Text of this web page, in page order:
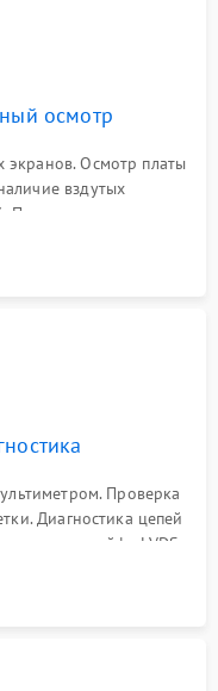
осмотр
экранов. Осмотр платы
вздутых
Проверка надежности
матрицы.
Проверка
Диагностика цепей
на шлейфе LVDS